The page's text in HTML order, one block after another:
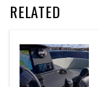
RELATED